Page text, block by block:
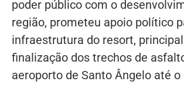
poder público com o
região, prometeu apoio político
infraestrutura do resort,
finalização dos trechos de
aeroporto de Santo Ângelo até o